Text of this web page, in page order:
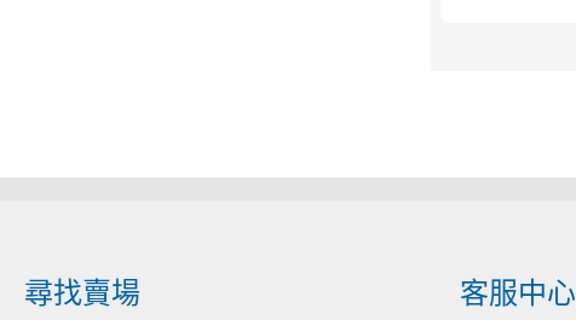
尋找賣場 客服中心